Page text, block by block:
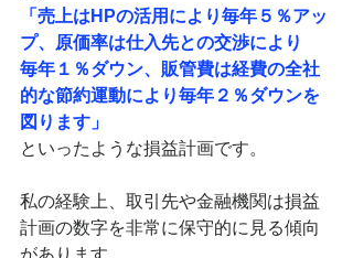
「売上はHPの活用により毎年５％アッ
プ、原価率は仕入先との交渉により
毎年１％ダウン、販管費は経費の全社
的な節約運動により毎年２％ダウンを
図ります」
といったような損益計画です。
私の経験上、取引先や金融機関は損益
計画の数字を非常に保守的に見る傾向
があります。